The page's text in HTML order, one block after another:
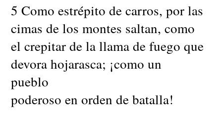
5 Como estrépito de carros, por las
cimas de los montes saltan, como
el crepitar de la llama de fuego que
devora hojarasca; ¡como un
pueblo
poderoso en orden de batalla!